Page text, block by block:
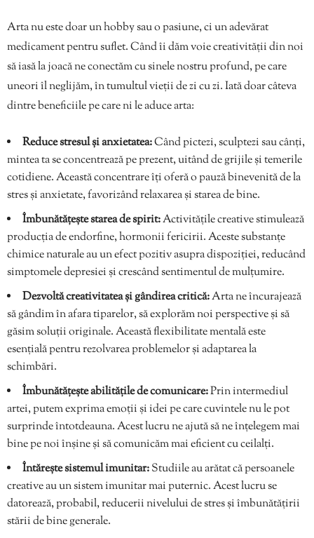
Arta nu este doar un hobby sau o pasiune, ci un adevărat
medicament pentru suflet. Când îi dăm voie creativității din noi
să iasă la joacă ne conectăm cu sinele nostru profund, pe care
uneori îl neglijăm, în tumultul vieții de zi cu zi. Iată doar câteva
dintre beneficiile pe care ni le aduce arta:
Reduce stresul și anxietatea:Când pictezi, sculptezi sau cânți,
mintea ta se concentrează pe prezent, uitând de grijile și temerile
cotidiene. Această concentrare îți oferă o pauză binevenită de la
stres și anxietate, favorizând relaxarea și starea de bine.
Îmbunătățește starea de spirit:Activitățile creative stimulează
producția de endorfine, hormonii fericirii. Aceste substanțe
chimice naturale au un efect pozitiv asupra dispoziției, reducând
simptomele depresiei și crescând sentimentul de mulțumire.
Dezvoltă creativitatea și gândirea critică:Arta ne încurajează
să gândim în afara tiparelor, să explorăm noi perspective și să
găsim soluții originale. Această flexibilitate mentală este
esențială pentru rezolvarea problemelor și adaptarea la
schimbări.
Îmbunătățește abilitățile de comunicare:Prin intermediul
artei, putem exprima emoții și idei pe care cuvintele nu le pot
surprinde întotdeauna. Acest lucru ne ajută să ne înțelegem mai
bine pe noi înșine și să comunicăm mai eficient cu ceilalți.
Întărește sistemul imunitar:Studiile au arătat că persoanele
creative au un sistem imunitar mai puternic. Acest lucru se
datorează, probabil, reducerii nivelului de stres și îmbunătățirii
stării de bine generale.